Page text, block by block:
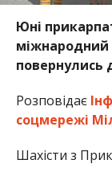
Юні
повернулись
Розповідає
соцмережі
Шахісти з